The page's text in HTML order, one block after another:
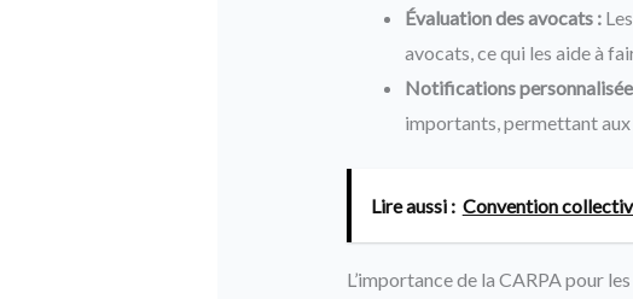
Évaluation des avocats :
avocats, ce qui les aide à
Notifications
importants, permettant
Lire aussi : Convention
L’importance de la CARPA pour